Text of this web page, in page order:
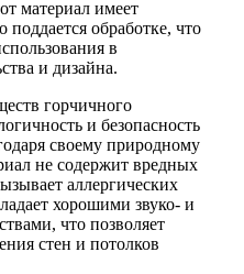
материал имеет
поддается обработке, что
в
и дизайна.
горчичного
и безопасность
своему природному
не содержит вредных
аллергических
хорошими звуко- и
что позволяет
стен и потолков